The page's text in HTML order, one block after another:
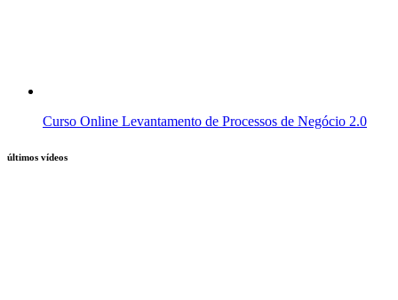
Curso Online Levantamento de Processos de Negócio 2.0
últimos vídeos